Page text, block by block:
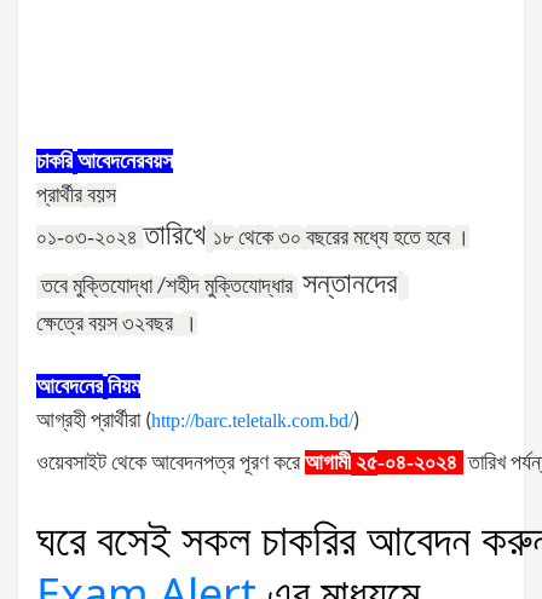
চাকরি আবেদনেরবয়স
প্রার্থীর বয়স
০১-০৩-২০২৪ তারিখে ১৮ থেকে ৩০ বছরের মধ্যে হতে হবে ।
তবে মুক্তিযোদ্ধা /শহীদ মুক্তিযোদ্ধার সন্তানদের
ক্ষেত্রে বয়স ৩২বছর ।
আবেদনের নিয়ম
আগ্রহী প্রার্থীরা(http://barc.teletalk.com.bd/)
ওয়েবসাইট থেকে আবেদনপত্র পূরণ করে আগামী ২৫-০৪-২০২৪ তারিখ
ঘরে বসেই সকল চাকরির আবেদন